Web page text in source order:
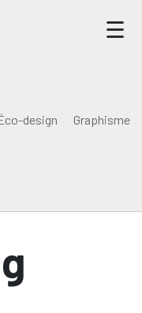
☰
design Graphisme